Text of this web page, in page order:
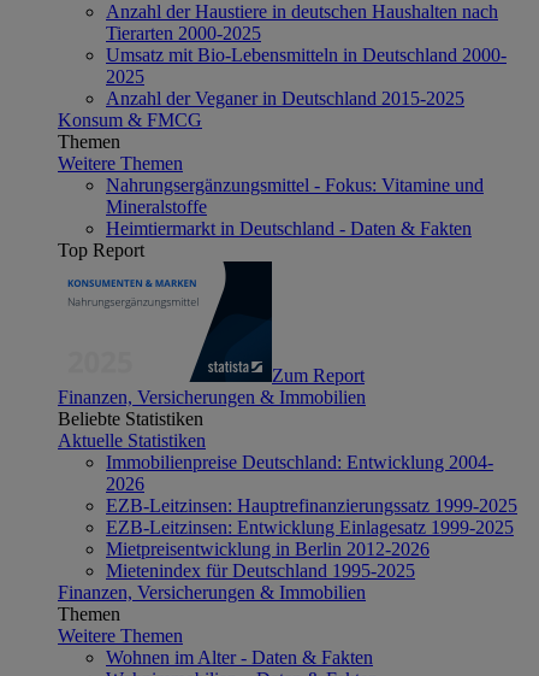
Anzahl der Haustiere in deutschen Haushalten nach
Tierarten 2000-2025
Umsatz mit Bio-Lebensmitteln in Deutschland 2000-
2025
Anzahl der Veganer in Deutschland 2015-2025
Konsum & FMCG
Themen
Weitere Themen
Nahrungsergänzungsmittel - Fokus: Vitamine und
Mineralstoffe
Heimtiermarkt in Deutschland - Daten & Fakten
Top Report
Zum Report
Finanzen, Versicherungen & Immobilien
Beliebte Statistiken
Aktuelle Statistiken
Immobilienpreise Deutschland: Entwicklung 2004-
2026
EZB-Leitzinsen: Hauptrefinanzierungssatz 1999-2025
EZB-Leitzinsen: Entwicklung Einlagesatz 1999-2025
Mietpreisentwicklung in Berlin 2012-2026
Mietenindex für Deutschland 1995-2025
Finanzen, Versicherungen & Immobilien
Themen
Weitere Themen
Wohnen im Alter - Daten & Fakten